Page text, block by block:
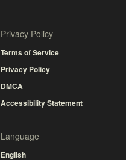
Privacy Policy
Terms of Service
Privacy Policy
DMCA
Accessibility Statement
Language
English